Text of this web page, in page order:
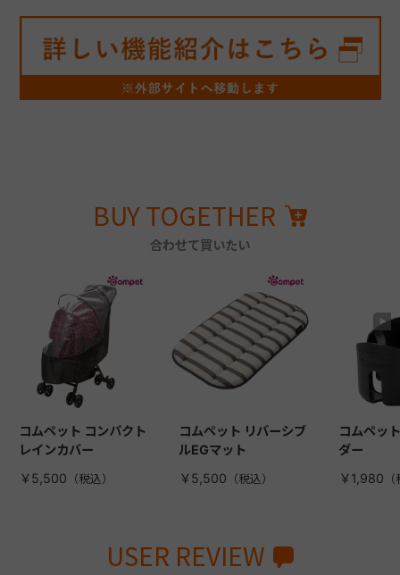
BUY TOGETHER
合わせて買いたい
コムペット コンパクト
レインカバー
￥5,500
コムペット リバーシブ
ルEGマット
￥5,500
コムペッ
ダー
￥1,980
USER REVIEW